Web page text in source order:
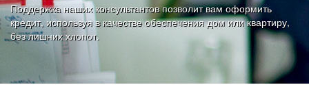
Поддержка наших консультантов позволит вам оформить
кредит, используя в качестве обеспечения дом или квартиру,
без лишних хлопот.